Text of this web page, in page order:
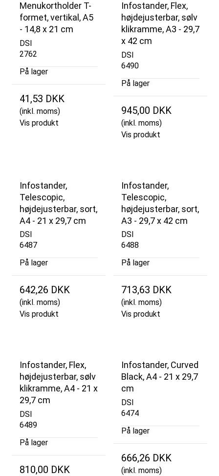
Menukortholder T-
formet, vertikal, A5
- 14,8 x 21 cm
DSI
2762
På lager
41,53 DKK
(inkl. moms)
Vis produkt
Infostander, Flex,
højdejusterbar, sølv
klikramme, A3 - 29,7
x 42 cm
DSI
6490
På lager
945,00 DKK
(inkl. moms)
Vis produkt
Infostander,
Telescopic,
højdejusterbar, sort,
A4 - 21 x 29,7 cm
DSI
6487
På lager
642,26 DKK
(inkl. moms)
Vis produkt
Infostander,
Telescopic,
højdejusterbar, sort,
A3 - 29,7 x 42 cm
DSI
6488
På lager
713,63 DKK
(inkl. moms)
Vis produkt
Infostander, Flex,
højdejusterbar, sølv
klikramme, A4 - 21 x
29,7 cm
DSI
6489
På lager
810,00 DKK
Infostander, Curved
Black, A4 - 21 x 29,7
cm
DSI
6474
På lager
666,26 DKK
(inkl. moms)